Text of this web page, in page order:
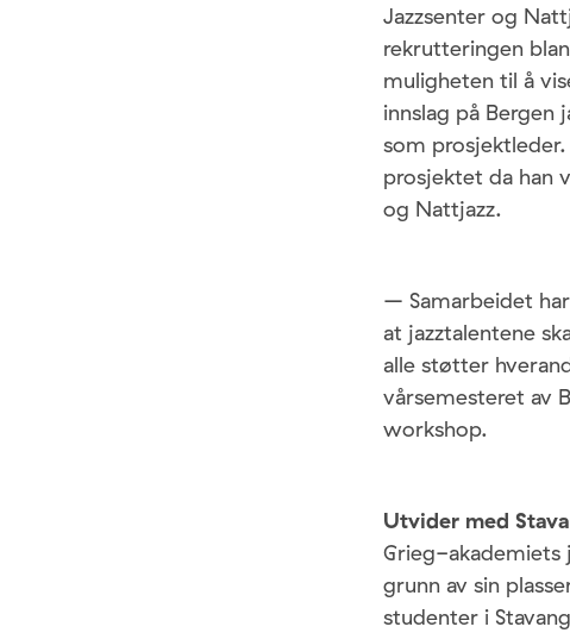
Jazzsenter og
rekrutteringen
muligheten til å
innslag på Bergen
som
prosjektet da han
og Nattjazz.
– Samarbeidet
at jazztalentene
alle støtter
vårsemesteret av
workshop.
Utvider med
Grieg-akademiets
grunn av sin
studenter i